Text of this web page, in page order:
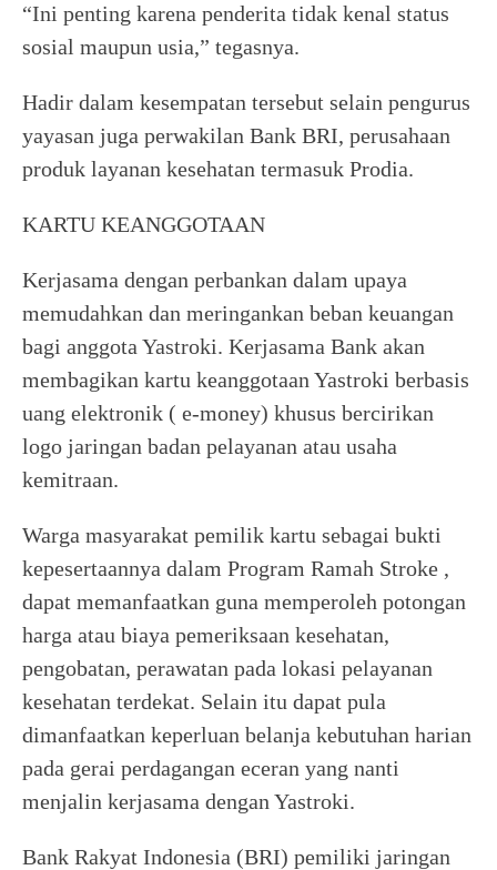
“Ini penting karena penderita tidak kenal status
sosial maupun usia,” tegasnya.
Hadir dalam kesempatan tersebut selain pengurus
yayasan juga perwakilan Bank BRI, perusahaan
produk layanan kesehatan termasuk Prodia.
KARTU KEANGGOTAAN
Kerjasama dengan perbankan dalam upaya
memudahkan dan meringankan beban keuangan
bagi anggota Yastroki. Kerjasama Bank akan
membagikan kartu keanggotaan Yastroki berbasis
uang elektronik ( e-money) khusus bercirikan
logo jaringan badan pelayanan atau usaha
kemitraan.
Warga masyarakat pemilik kartu sebagai bukti
kepesertaannya dalam Program Ramah Stroke ,
dapat memanfaatkan guna memperoleh potongan
harga atau biaya pemeriksaan kesehatan,
pengobatan, perawatan pada lokasi pelayanan
kesehatan terdekat. Selain itu dapat pula
dimanfaatkan keperluan belanja kebutuhan harian
pada gerai perdagangan eceran yang nanti
menjalin kerjasama dengan Yastroki.
Bank Rakyat Indonesia (BRI) pemiliki jaringan